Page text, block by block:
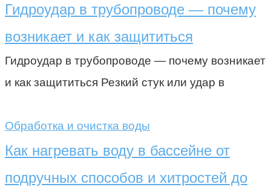
Гидроудар в трубопроводе — почему
возникает и как защититься
Гидроудар в трубопроводе — почему возникает
и как защититься Резкий стук или удар в
Обработка и очистка воды
Как нагревать воду в бассейне от
подручных способов и хитростей до